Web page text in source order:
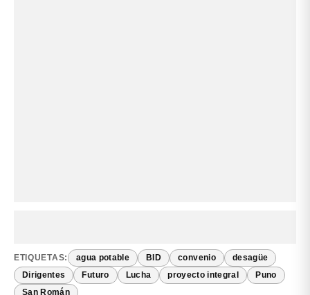
ETIQUETAS: agua potable BID convenio desagüe
Dirigentes Futuro Lucha proyecto integral Puno
San Román